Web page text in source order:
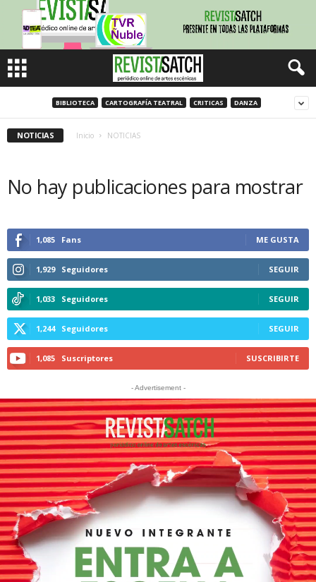
BIBLIOTECA CARTOGRAFÍA TEATRAL CRITICAS DANZA
NOTICIAS Inicio NOTICIAS
No hay publicaciones para mostrar
1,085 Fans ME GUSTA
1,929 Seguidores SEGUIR
1,033 Seguidores SEGUIR
1,244 Seguidores SEGUIR
1,085 Suscriptores SUSCRIBIRTE
- Advertisement -